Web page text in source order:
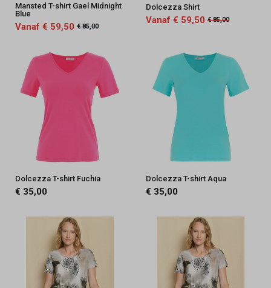
Mansted T-shirt Gael Midnight
Blue
Vanaf € 59,50 € 85,00
Dolcezza Shirt
Vanaf € 59,50 € 85,00
Dolcezza T-shirt Fuchia
€ 35,00
Dolcezza T-shirt Aqua
€ 35,00